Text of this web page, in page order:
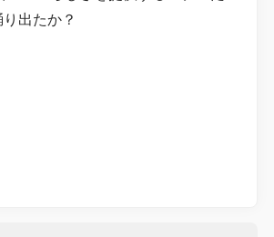
出たか？